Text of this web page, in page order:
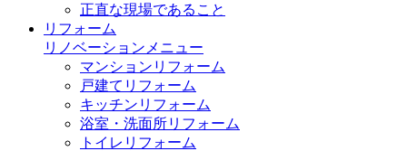
正直な現場であること
リフォーム
リノベーションメニュー
マンションリフォーム
戸建てリフォーム
キッチンリフォーム
浴室・洗面所リフォーム
トイレリフォーム